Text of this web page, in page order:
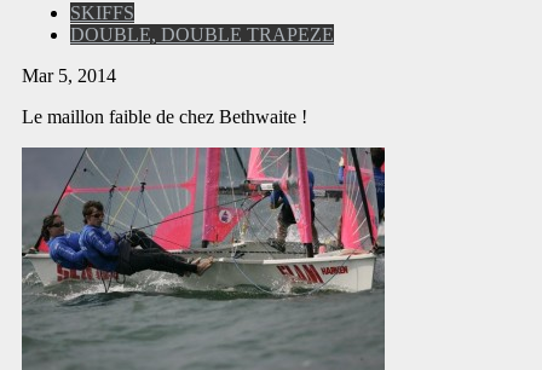
SKIFFS
DOUBLE, DOUBLE TRAPEZE
Mar 5, 2014
Le maillon faible de chez Bethwaite !